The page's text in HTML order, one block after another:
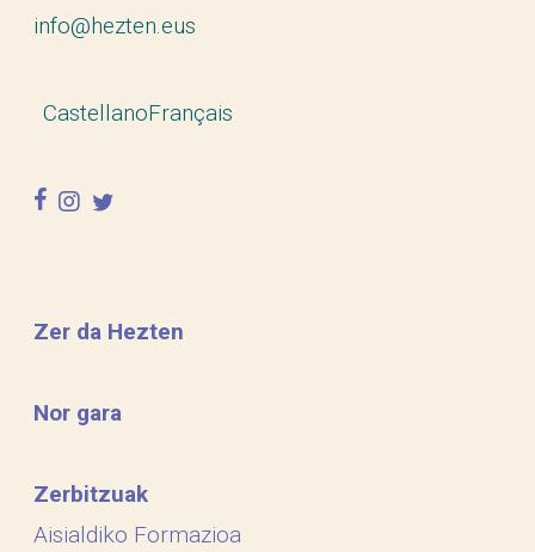
info@hezten.eus
CastellanoFrançais
facebook
instagram
twitter
Zer da Hezten
Nor gara
Zerbitzuak
Aisialdiko Formazioa